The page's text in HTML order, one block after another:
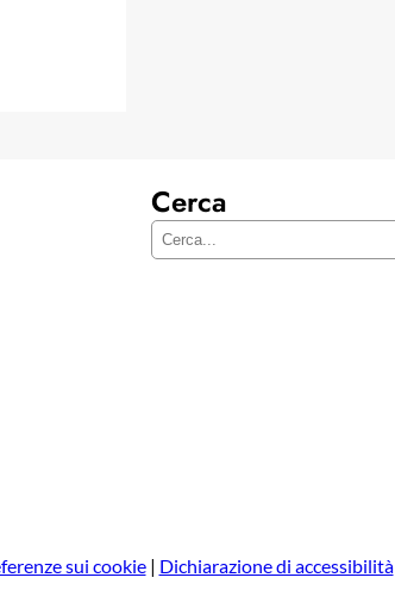
Cerca
C
sui cookie| Dichiarazione di accessibilità